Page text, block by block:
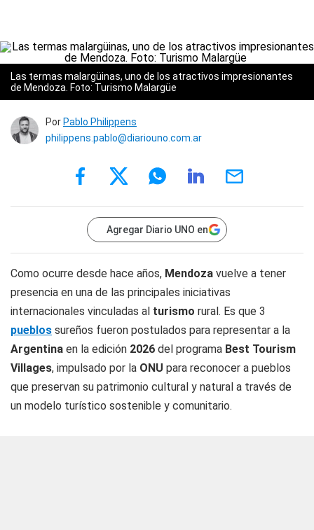
Las termas malargüinas, uno de los atractivos impresionantes
de Mendoza. Foto: Turismo Malargüe
Por Pablo Philippens
philippens.pablo@diariouno.com.ar
Agregar Diario UNO en
Como ocurre desde hace años, Mendoza vuelve a tener
presencia en una de las principales iniciativas
internacionales vinculadas al turismo rural. Es que 3
pueblos sureños fueron postulados para representar a la
Argentina en la edición 2026 del programa Best Tourism
Villages, impulsado por la ONU para reconocer a pueblos
que preservan su patrimonio cultural y natural a través de
un modelo turístico sostenible y comunitario.